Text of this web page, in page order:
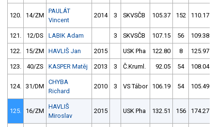
120. 14/ZM
PAULÁT
Vincent
2014 3 SKVSČB 105.37 152 110.17
121. 12/DS LABIK Adam 3 SKVSČB 107.15 56 109.38
122. 15/ZM HAVLIŠ Jan 2015 USK Pha 122.80 8 125.97
123. 40/ZS KASPER Matěj 2013 3 Č.Kruml. 92.05 54 108.04
124. 31/DM
CHYBA
Richard
2010 3 VS Tábor 106.19 54 105.49
125. 16/ZM
HAVLIŠ
Miroslav
2015 USK Pha 132.51 156 174.27